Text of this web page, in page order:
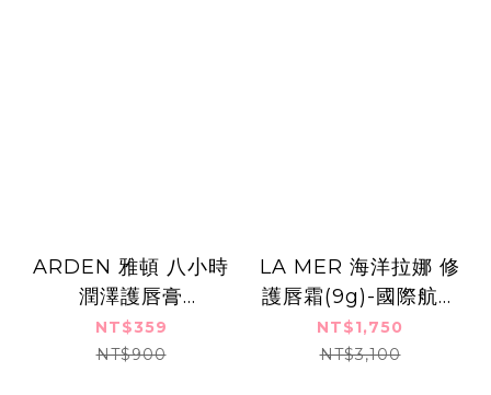
ARDEN 雅頓 八小時
潤澤護唇膏
SPF15(3.7g)-百貨公
司貨
NT$359
NT$900
LA MER 海洋拉娜 修
護唇霜(9g)-國際航空
版
NT$1,750
NT$3,100